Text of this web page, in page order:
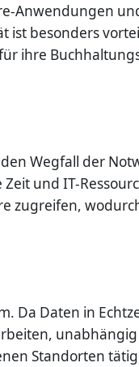
Anwendungen
ist besonders
ihre
Wegfall der
und IT-
zugreifen,
Da Daten in
Standorten